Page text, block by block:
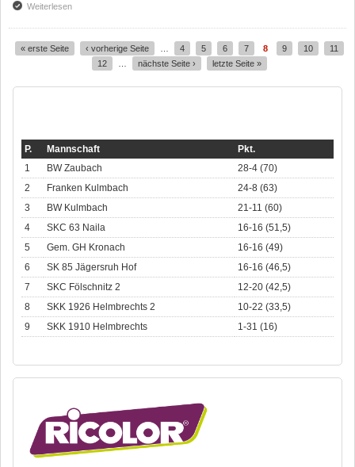
Weiterlesenüber Saison 2020/21
« erste Seite ‹ vorherige Seite 4 5 6 7 8 9 10
11
12
nächste Seite › letzte Seite »
P. Mannschaft
Pkt.
1
BW Zaubach
28-4 (70)
2
Franken Kulmbach
24-8 (63)
3
BW Kulmbach
21-11 (60)
4
SKC 63 Naila
16-16 (51,5)
5
Gem. GH Kronach
16-16 (49)
6
SK 85 Jägersruh Hof
16-16 (46,5)
7
SKC Fölschnitz 2
12-20 (42,5)
8
SKK 1926 Helmbrechts 2
10-22 (33,5)
9
SKK 1910 Helmbrechts 1-31 (16)